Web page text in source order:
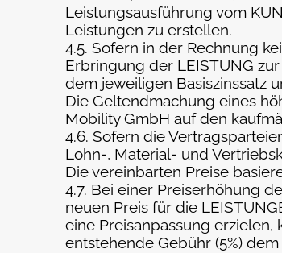
Leistungsausführung vom
Leistungen zu erstellen.
4.5. Sofern in der Rechnung
Erbringung der LEISTUNG
dem jeweiligen Basiszinssatz
Die Geltendmachung eines
Mobility GmbH auf den
4.6. Sofern die
Lohn-, Material- und
Die vereinbarten Preise
4.7. Bei einer Preiserhöhung
neuen Preis für die
eine Preisanpassung
entstehende Gebühr (5%)